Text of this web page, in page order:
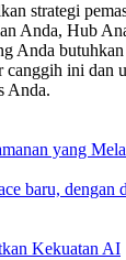
strategi
Anda, Hub
Anda
ini dan
Anda.
yang
baru, dengan
Kekuatan AI